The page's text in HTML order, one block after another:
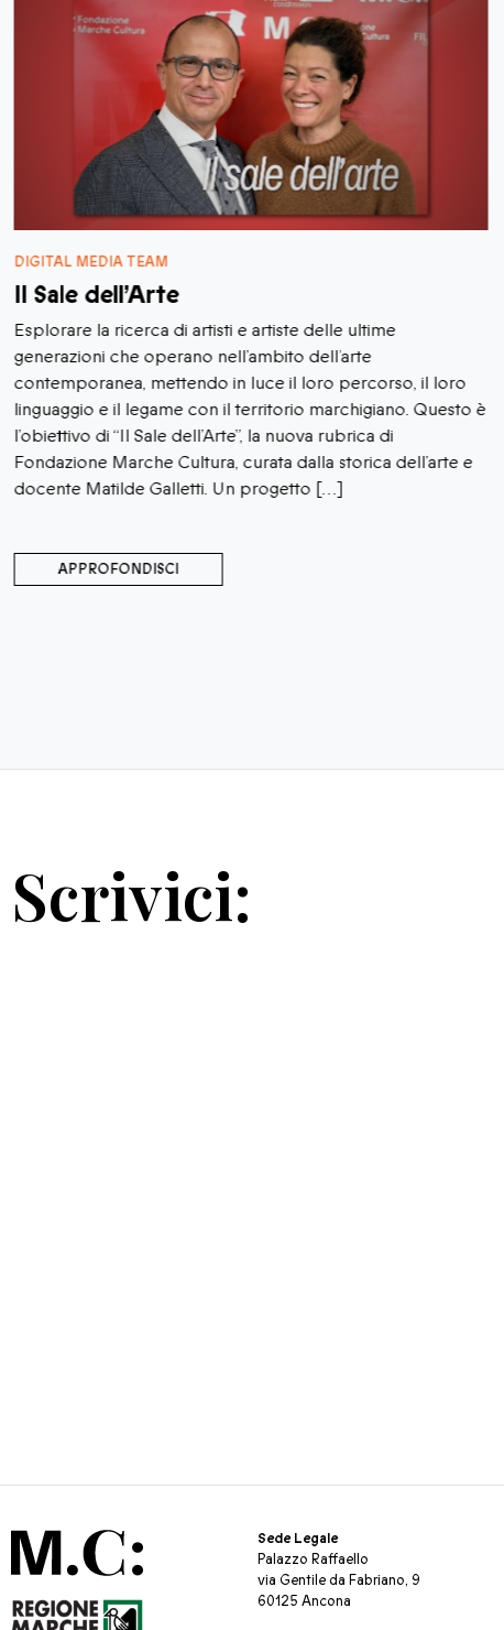
DIGITAL MEDIA TEAM
Il Sale dell’Arte
Esplorare la ricerca di artisti e artiste delle ultime
generazioni che operano nell’ambito dell’arte
contemporanea, mettendo in luce il loro percorso, il loro
linguaggio e il legame con il territorio marchigiano. Questo è
l’obiettivo di “Il Sale dell’Arte”, la nuova rubrica di
Fondazione Marche Cultura, curata dalla storica dell’arte e
docente Matilde Galletti. Un progetto […]
APPROFONDISCI
Scrivici:
Sede Legale
Palazzo Raffaello
via Gentile da Fabriano, 9
60125 Ancona